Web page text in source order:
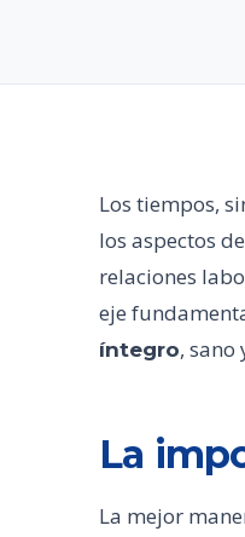
Los tiempos,
los aspectos
relaciones
eje
íntegro,
La
La mejor